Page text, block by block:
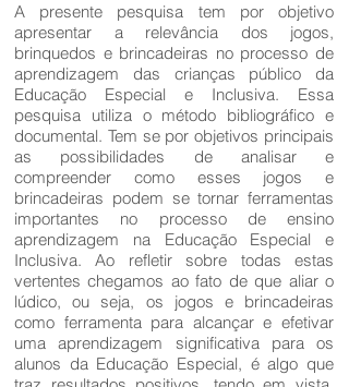
A presente pesquisa tem por objetivo
apresentar a relevância dos jogos,
brinquedos e brincadeiras no processo de
aprendizagem das crianças público da
Educação Especial e Inclusiva. Essa
pesquisa utiliza o método bibliográfico e
documental. Tem se por objetivos principais
as possibilidades de analisar e
compreender como esses jogos e
brincadeiras podem se tornar ferramentas
importantes no processo de ensino
aprendizagem na Educação Especial e
Inclusiva. Ao refletir sobre todas estas
vertentes chegamos ao fato de que aliar o
lúdico, ou seja, os jogos e brincadeiras
como ferramenta para alcançar e efetivar
uma aprendizagem significativa para os
alunos da Educação Especial, é algo que